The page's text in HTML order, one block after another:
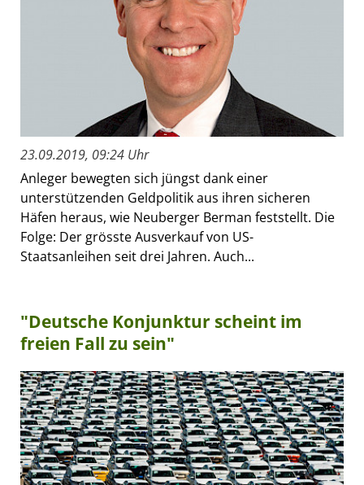
23.09.2019, 09:24 Uhr
Anleger bewegten sich jüngst dank einer
unterstützenden Geldpolitik aus ihren sicheren
Häfen heraus, wie Neuberger Berman feststellt. Die
Folge: Der grösste Ausverkauf von US-
Staatsanleihen seit drei Jahren. Auch...
"Deutsche Konjunktur scheint im
freien Fall zu sein"